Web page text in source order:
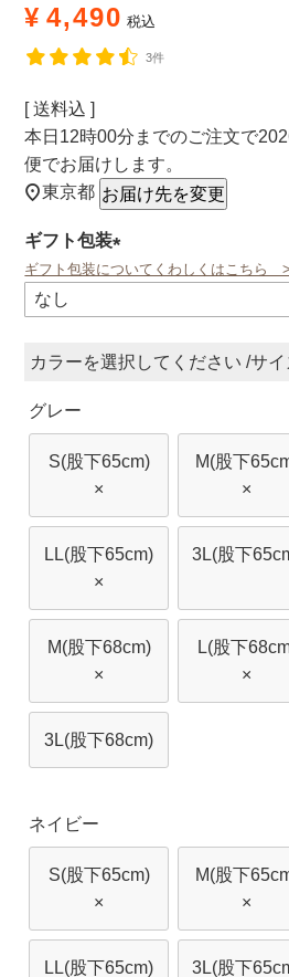
¥ 4,490 税込
3件
送料込
本日 12時00分 までのご注文で
便でお届けします。
東京都 お届け先を変更
ギフト包装
(必
ギフト包装についてくわしくはこちら
カラー サイ
グレー
S(股下65cm)
×
M(股下
×
LL(股下65cm)
×
3L(股下
M(股下68cm)
×
L(股下
×
3L(股下68cm)
ネイビー
S(股下65cm)
×
M(股下
×
LL(股下65cm)
3L(股下